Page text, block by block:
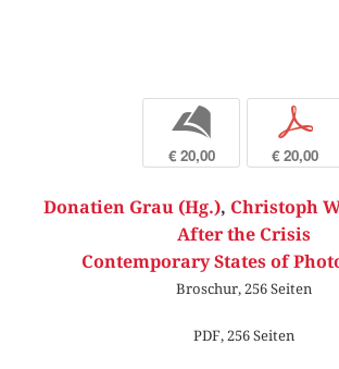
b
€ 20,00
p
€ 20,00
Donatien Grau (Hg.), Christoph
After the Crisis
Contemporary States of
Broschur, 256 Seiten
PDF, 256 Seiten